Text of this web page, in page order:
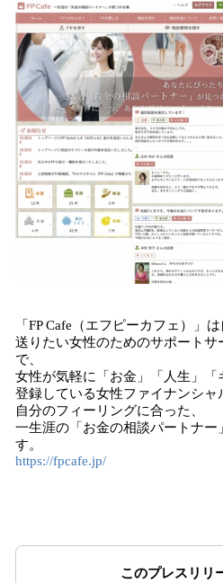
「FP Cafe（エフピーカフェ）」
送りたい女性のためのサポートサ
で、
女性が気軽に「お金」「人生」「
登録している女性ファイナンシャ
自分のフィーリングに合った、
一生涯の「お金の相談パートナー
す。
https://fpcafe.jp/
このプレスリリ